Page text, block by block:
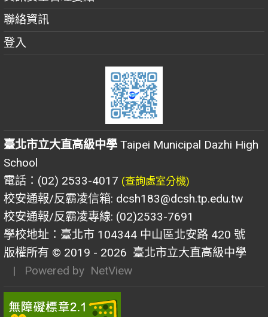
聯絡資訊
登入
臺北市立大直高級中學 Taipei Municipal Dazhi High
School
電話：(02) 2533-4017 (查詢處室分機)
校安通報/反霸凌信箱: dcsh183@dcsh.tp.edu.tw
校安通報/反霸凌專線: (02)2533-7691
學校地址：臺北市 104344 中山區北安路 420 號
版權所有 © 2019 - 2026 臺北市立大直高級中學
| Powered by NetView